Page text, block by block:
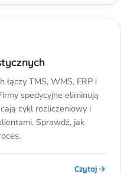
TMS, WMS, ERP i
spedycyjne eliminują
cykl rozliczeniowy i
Sprawdź, jak
Czytaj